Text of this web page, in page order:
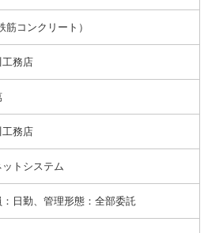
筋コンクリート）
工務店
工務店
ットシステム
：日勤、管理形態：全部委託